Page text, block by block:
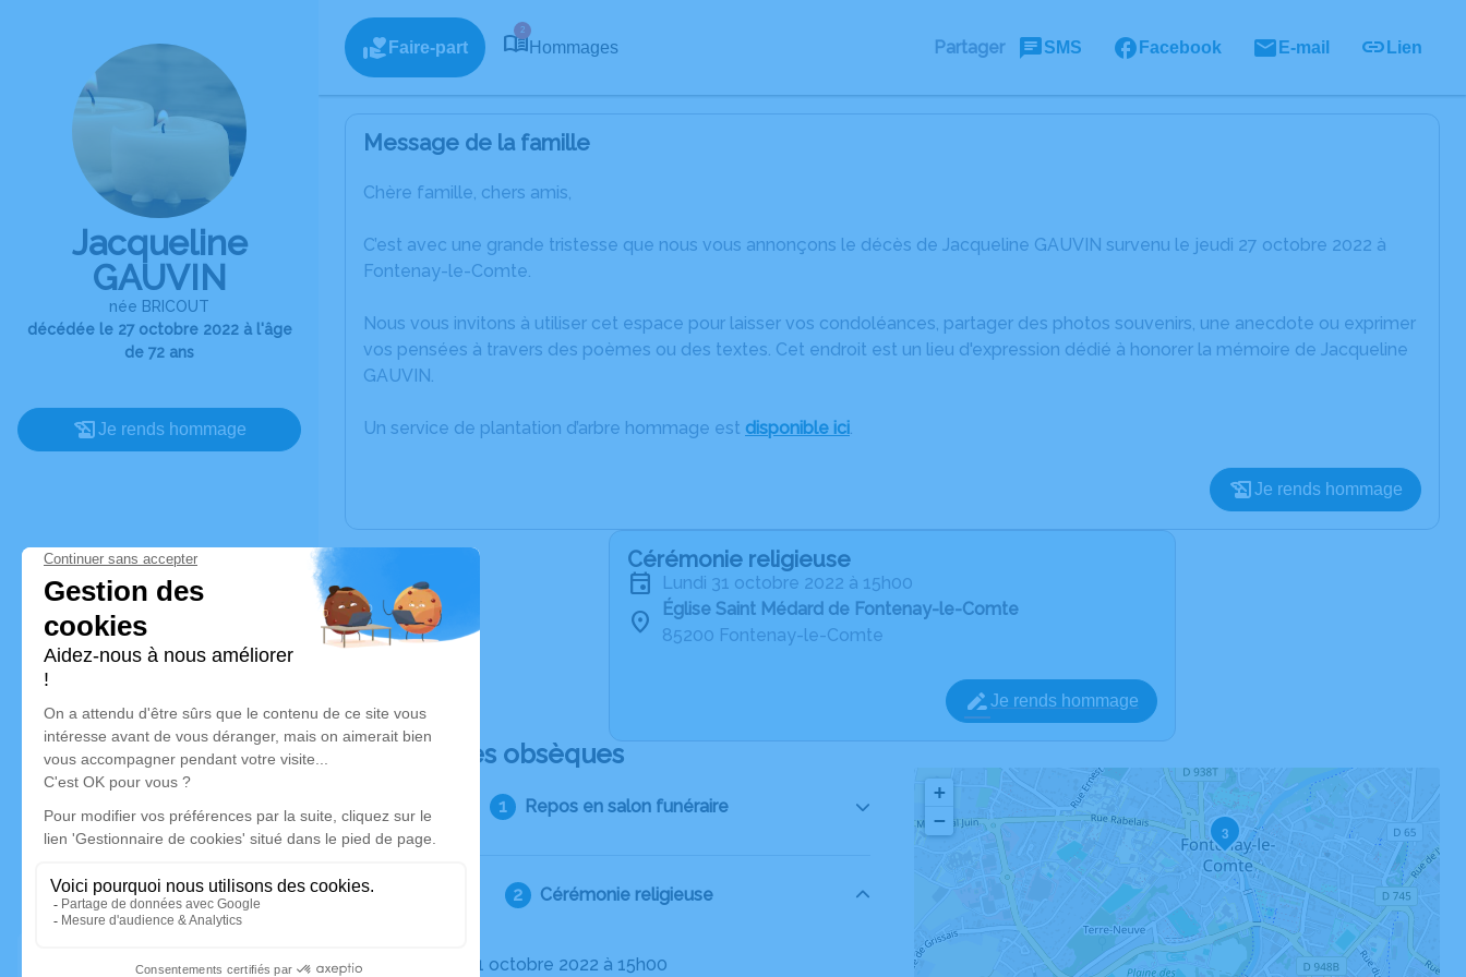
Jacqueline
GAUVIN
née BRICOUT
décédée le 27 octobre 2022 à l'âge
de 72 ans
Je rends hommage
Faire-part
2
Hommages Partager SMS Facebook E-mail Lien
Message de la famille
Chère famille, chers amis,
C’est avec une grande tristesse que nous vous annonçons le décès de Jacqueline GAUVIN survenu le jeudi 27 octobre 2022 à
Fontenay-le-Comte.
Nous vous invitons à utiliser cet espace pour laisser vos condoléances, partager des photos souvenirs, une anecdote ou exprimer
vos pensées à travers des poèmes ou des textes. Cet endroit est un lieu d'expression dédié à honorer la mémoire de Jacqueline
GAUVIN.
Un service de plantation d’arbre hommage est disponible ici.
Je rends hommage
Cérémonie religieuse
lundi 31 octobre 2022 à 15h00
Église Saint Médard de Fontenay-le-Comte
85200 Fontenay-le-Comte
Je rends hommage
Déroulé des obsèques
Repos en salon funéraire
Cérémonie religieuse
Le lundi 31 octobre 2022 à 15h00
3
+
−